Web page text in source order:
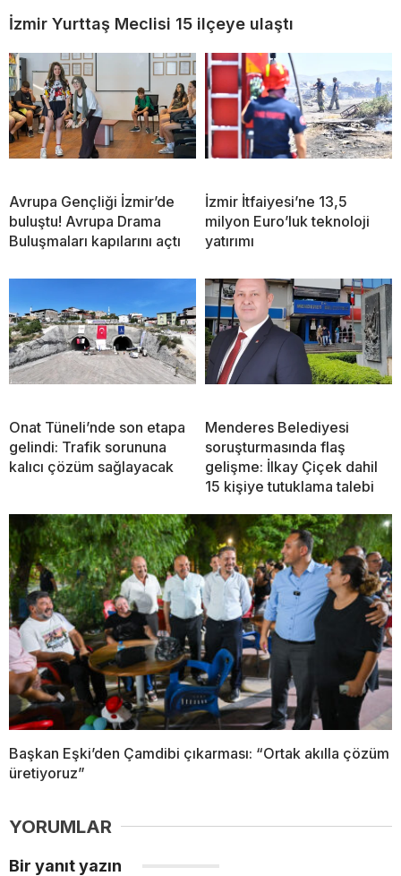
İzmir Yurttaş Meclisi 15 ilçeye ulaştı
Avrupa Gençliği İzmir’de
buluştu! Avrupa Drama
Buluşmaları kapılarını açtı
İzmir İtfaiyesi’ne 13,5
milyon Euro’luk teknoloji
yatırımı
Onat Tüneli’nde son etapa
gelindi: Trafik sorununa
kalıcı çözüm sağlayacak
Menderes Belediyesi
soruşturmasında flaş
gelişme: İlkay Çiçek dahil
15 kişiye tutuklama talebi
Başkan Eşki’den Çamdibi çıkarması: “Ortak akılla çözüm
üretiyoruz”
YORUMLAR
Bir yanıt yazın